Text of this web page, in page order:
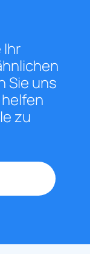
Ihr
Sie uns
zu